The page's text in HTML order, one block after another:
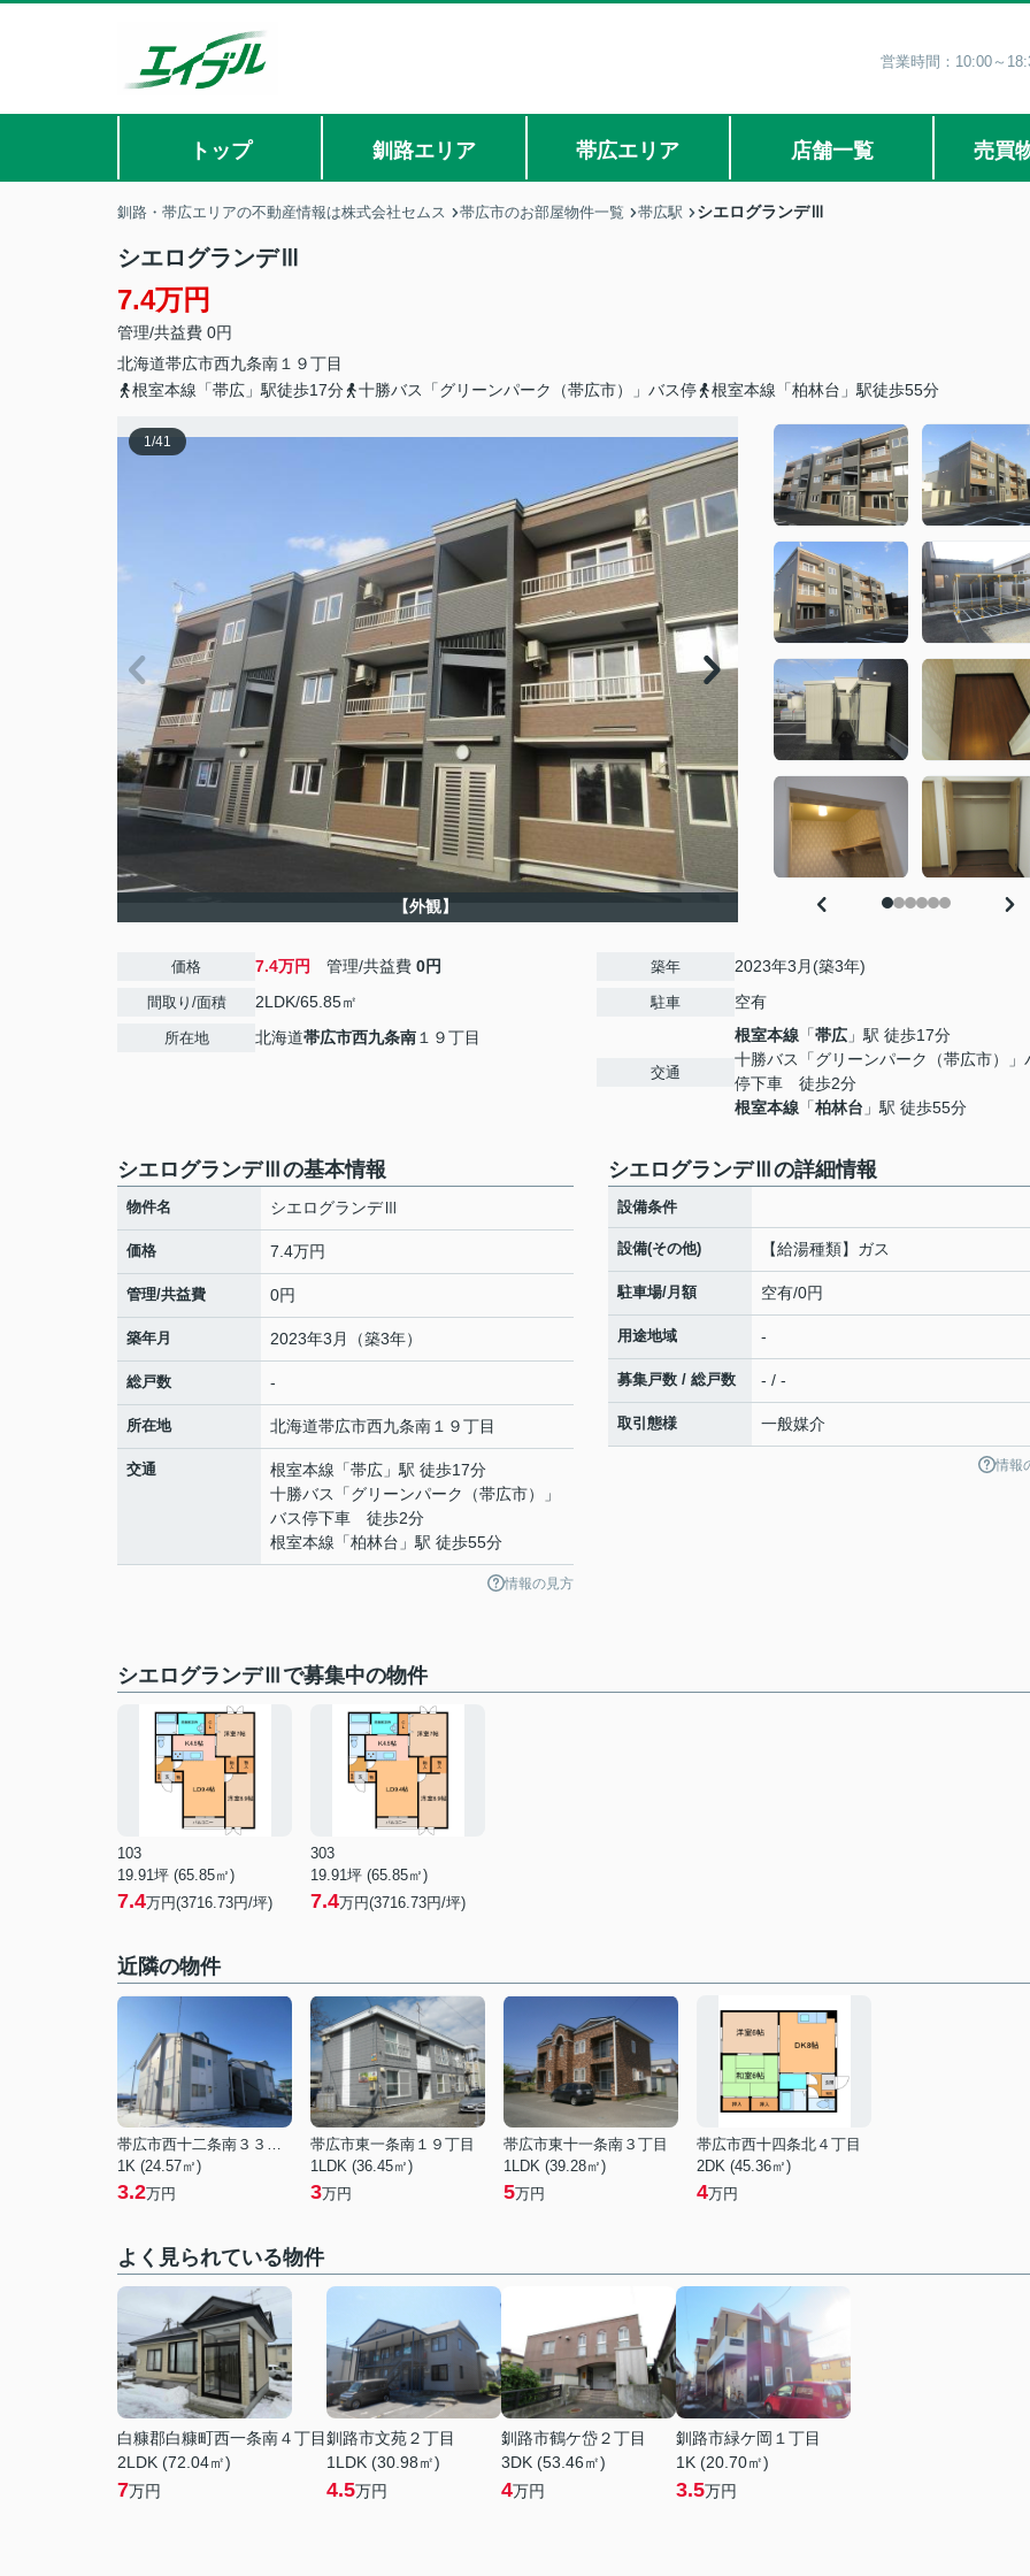
営業時間：10:00～
トップ 釧路エリア 帯広エリア 店舗一覧 売買
釧路・帯広エリアの不動産情報は株式会社セムス 帯広市のお部屋物件一覧 帯広駅 シエログランデⅢ
シエログランデⅢ
7.4万円
管理/共益費 0円
北海道帯広市西九条南 １９丁目
根室本線「帯広」駅徒歩17分
十勝バス「グリーンパーク（帯広市）」バス停 根室本線「柏林台」駅徒歩55分
1/41
【外観】
価格 7.4万円 管理/共益費 0円
間取り/面積 2LDK/65.85㎡
所在地 北海道帯広市西九条南 １９丁目
築年 2023年3月(築3年)
駐車 空有
交通
根室本線 「帯広 」駅 徒歩17分
十勝バス「グリーンパーク（帯広市）」
停下車 徒歩2分
根室本線 「柏林台 」駅 徒歩55分
シエログランデⅢの基本情報
物件名 シエログランデⅢ
価格 7.4万円
管理/共益費 0円
築年月 2023年3月（築3年）
総戸数 -
所在地 北海道帯広市西九条南 １９丁目
交通 根室本線 「帯広 」駅 徒歩17分
十勝バス「グリーンパーク（帯広市）」
バス停下車 徒歩2分
根室本線 「柏林台 」駅 徒歩55分
情報の見方
シエログランデⅢの詳細情報
設備条件
設備(その他) 【給湯種類】ガス
駐車場/月額 空有/0円
用途地域 -
募集戸数 / 総戸数 - / -
取引態様 一般媒介
情報
シエログランデⅢで募集中の物件
103
19.91坪 (65.85㎡)
7.4万円(3716.73円/坪)
303
19.91坪 (65.85㎡)
7.4万円(3716.73円/坪)
近隣の物件
帯広市西十二条南３３丁目
1K (24.57㎡)
3.2万円
帯広市東一条南１９丁目
1LDK (36.45㎡)
3万円
帯広市東十一条南３丁目
1LDK (39.28㎡)
5万円
帯広市西十四条北４丁目
2DK (45.36㎡)
4万円
よく見られている物件
白糠郡白糠町西一条南４丁目
2LDK (72.04㎡)
7万円
釧路市文苑２丁目
1LDK (30.98㎡)
4.5万円
釧路市鶴ケ岱２丁目
3DK (53.46㎡)
4万円
釧路市緑ケ岡１丁目
1K (20.70㎡)
3.5万円